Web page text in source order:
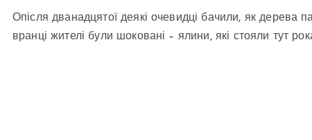
Опісля дванадцятої деякі очевидці бачили, як дерева
вранці жителі були шоковані – ялини, які стояли тут